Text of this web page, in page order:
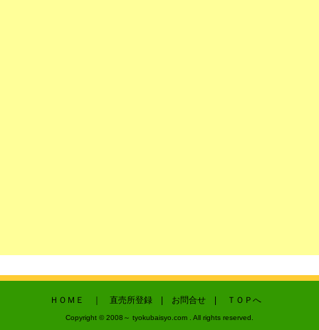
ＨＯＭＥ 直売所登録| お問合せ| ＴＯＰへ
Copyright © 2008～ tyokubaisyo.com . All rights reserved.